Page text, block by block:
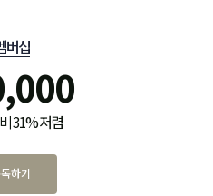
버십
31% 저렴
하기